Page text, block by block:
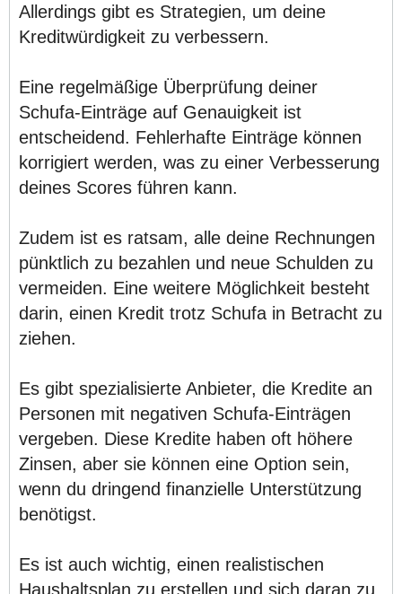
Allerdings gibt es Strategien, um deine
Kreditwürdigkeit zu verbessern.
Eine regelmäßige Überprüfung deiner
Schufa-Einträge auf Genauigkeit ist
entscheidend. Fehlerhafte Einträge können
korrigiert werden, was zu einer Verbesserung
deines Scores führen kann.
Zudem ist es ratsam, alle deine Rechnungen
pünktlich zu bezahlen und neue Schulden zu
vermeiden. Eine weitere Möglichkeit besteht
darin, einen Kredit trotz Schufa in Betracht zu
ziehen.
Es gibt spezialisierte Anbieter, die Kredite an
Personen mit negativen Schufa-Einträgen
vergeben. Diese Kredite haben oft höhere
Zinsen, aber sie können eine Option sein,
wenn du dringend finanzielle Unterstützung
benötigst.
Es ist auch wichtig, einen realistischen
Haushaltsplan zu erstellen und sich daran zu